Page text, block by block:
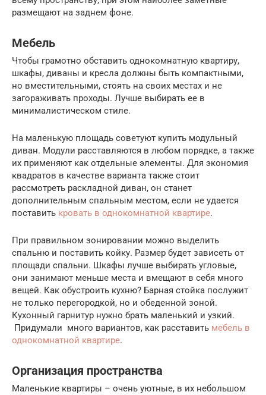
размещают на заднем фоне.
Мебель
Чтобы грамотно обставить однокомнатную квартиру,
шкафы, диваны и кресла должны быть компактными,
но вместительными, стоять на своих местах и не
загораживать проходы. Лучше выбирать ее в
минималистическом стиле.
На маленькую площадь советуют купить модульный
диван. Модули расставляются в любом порядке, а также
их применяют как отдельные элементы. Для экономия
квадратов в качестве варианта также стоит
рассмотреть раскладной диван, он станет
дополнительным спальным местом, если не удается
поставить кровать в однокомнатной квартире.
При правильном зонировании можно выделить
спальню и поставить койку. Размер будет зависеть от
площади спальни. Шкафы лучше выбирать угловые,
они занимают меньше места и вмещают в себя много
вещей. Как обустроить кухню? Барная стойка послужит
не только перегородкой, но и обеденной зоной.
Кухонный гарнитур нужно брать маленький и узкий.
Придумали много вариантов, как расставить мебель в
однокомнатной квартире.
Организация пространства
Маленькие квартиры – очень уютные, в их небольшом